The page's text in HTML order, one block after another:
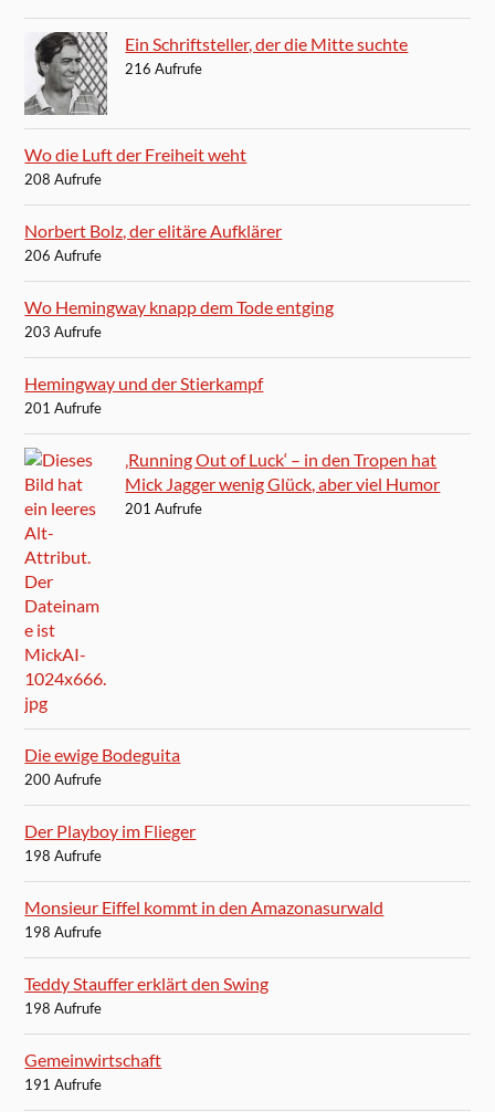
Ein Schriftsteller, der die Mitte suchte
216 Aufrufe
Wo die Luft der Freiheit weht
208 Aufrufe
Norbert Bolz, der elitäre Aufklärer
206 Aufrufe
Wo Hemingway knapp dem Tode entging
203 Aufrufe
Hemingway und der Stierkampf
201 Aufrufe
‚Running Out of Luck‘ – in den Tropen hat
Mick Jagger wenig Glück, aber viel Humor
201 Aufrufe
Die ewige Bodeguita
200 Aufrufe
Der Playboy im Flieger
198 Aufrufe
Monsieur Eiffel kommt in den Amazonasurwald
198 Aufrufe
Teddy Stauffer erklärt den Swing
198 Aufrufe
Gemeinwirtschaft
191 Aufrufe